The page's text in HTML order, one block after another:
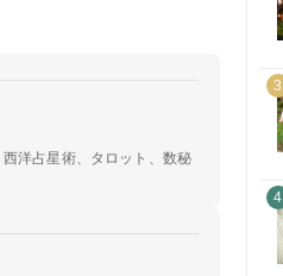
洋占星術、タロット、数秘
3
4